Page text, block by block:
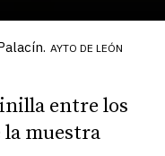
AYTO DE LEÓN
entre los
muestra